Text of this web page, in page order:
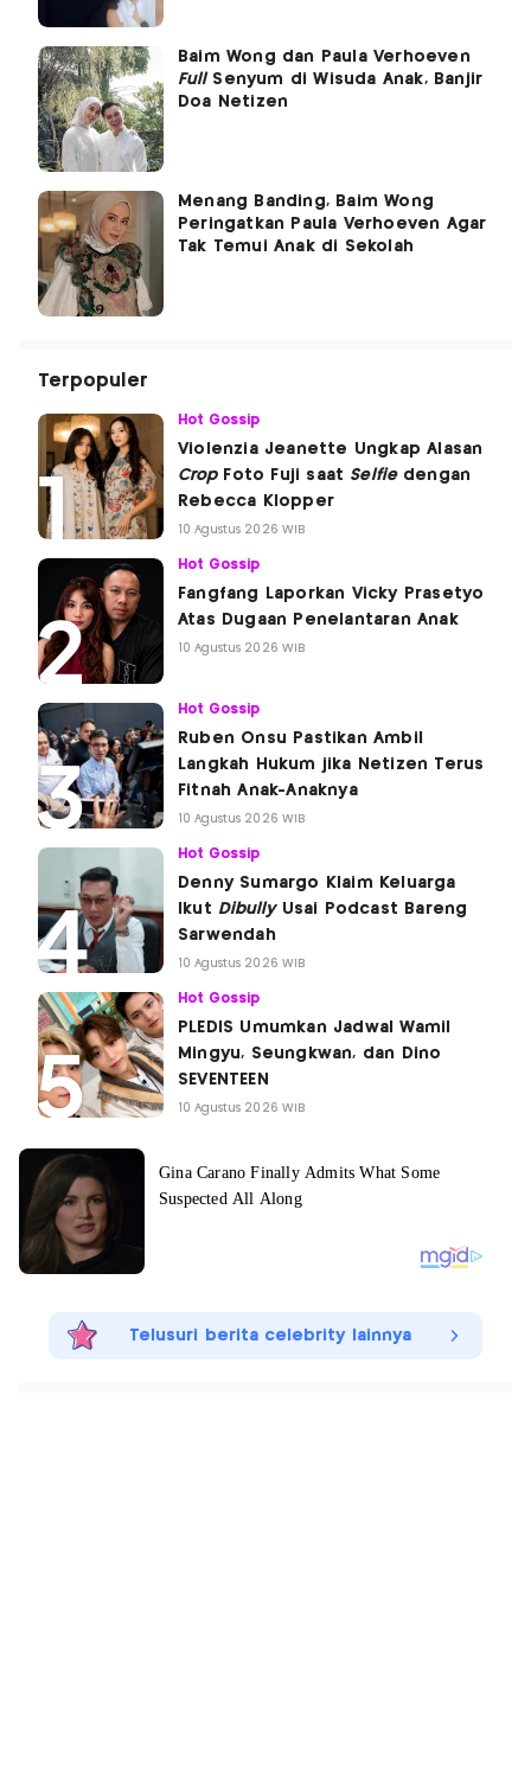
Baim Wong dan Paula Verhoeven
FullSenyum di Wisuda Anak, Banjir
Doa Netizen
Menang Banding, Baim Wong
Peringatkan Paula Verhoeven Agar
Tak Temui Anak di Sekolah
Terpopuler
Hot Gossip
Violenzia Jeanette Ungkap Alasan
CropFoto Fuji saat Selfiedengan
Rebecca Klopper
10 Agustus 2026 WIB
Hot Gossip
Fangfang Laporkan Vicky Prasetyo
Atas Dugaan Penelantaran Anak
10 Agustus 2026 WIB
Hot Gossip
Ruben Onsu Pastikan Ambil
Langkah Hukum jika Netizen Terus
Fitnah Anak-Anaknya
10 Agustus 2026 WIB
Hot Gossip
Denny Sumargo Klaim Keluarga
Ikut DibullyUsai Podcast Bareng
Sarwendah
10 Agustus 2026 WIB
Hot Gossip
PLEDIS Umumkan Jadwal Wamil
Mingyu, Seungkwan, dan Dino
SEVENTEEN
10 Agustus 2026 WIB
Telusuri berita celebrity lainnya